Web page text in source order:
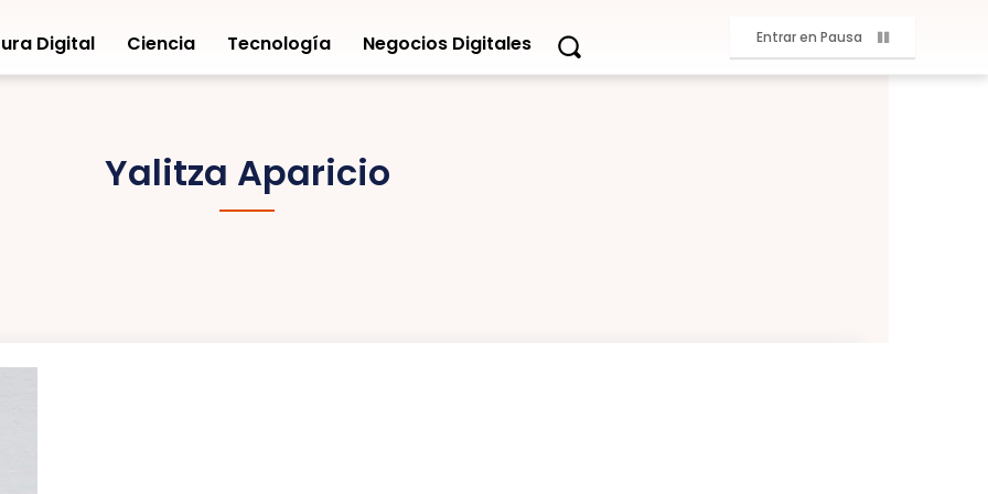
Digital Ciencia Tecnología Negocios Digitales Entrar en Pausa
Yalitza Aparicio